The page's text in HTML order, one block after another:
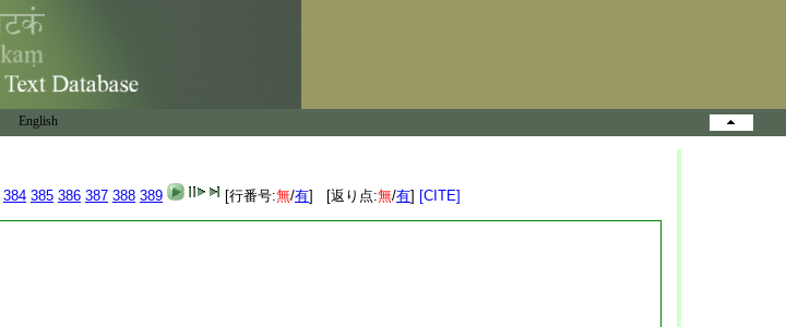
English
384 385 386 387 388 389 [行番号:無/有] [返り点:無/有] [CITE]